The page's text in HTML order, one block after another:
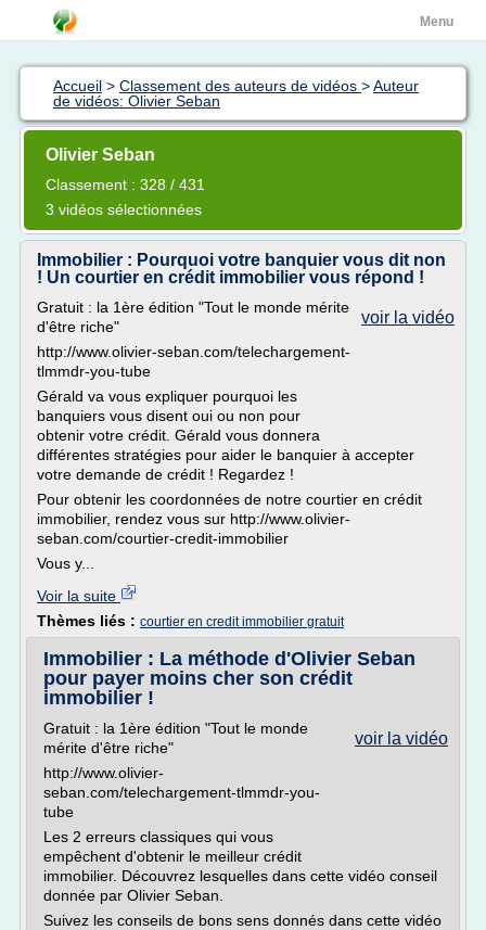
Menu
Accueil > Classement des auteurs de vidéos >Auteur
de vidéos: Olivier Seban
Olivier Seban
Classement : 328 / 431
3 vidéos sélectionnées
Immobilier : Pourquoi votre banquier vous dit non
! Un courtier en crédit immobilier vous répond !
voir la vidéo
Gratuit : la 1ère édition "Tout le monde mérite
d'être riche"
http://www.olivier-seban.com/telechargement-
tlmmdr-you-tube
Gérald va vous expliquer pourquoi les
banquiers vous disent oui ou non pour
obtenir votre crédit. Gérald vous donnera
différentes stratégies pour aider le banquier à accepter
votre demande de crédit ! Regardez !
Pour obtenir les coordonnées de notre courtier en crédit
immobilier, rendez vous sur http://www.olivier-
seban.com/courtier-credit-immobilier
Vous y...
Voir la suite
Thèmes liés : courtier en credit immobilier gratuit
Immobilier : La méthode d'Olivier Seban
pour payer moins cher son crédit
immobilier !
voir la vidéo
Gratuit : la 1ère édition "Tout le monde
mérite d'être riche"
http://www.olivier-
seban.com/telechargement-tlmmdr-you-
tube
Les 2 erreurs classiques qui vous
empêchent d'obtenir le meilleur crédit
immobilier. Découvrez lesquelles dans cette vidéo conseil
donnée par Olivier Seban.
Suivez les conseils de bons sens donnés dans cette vidéo